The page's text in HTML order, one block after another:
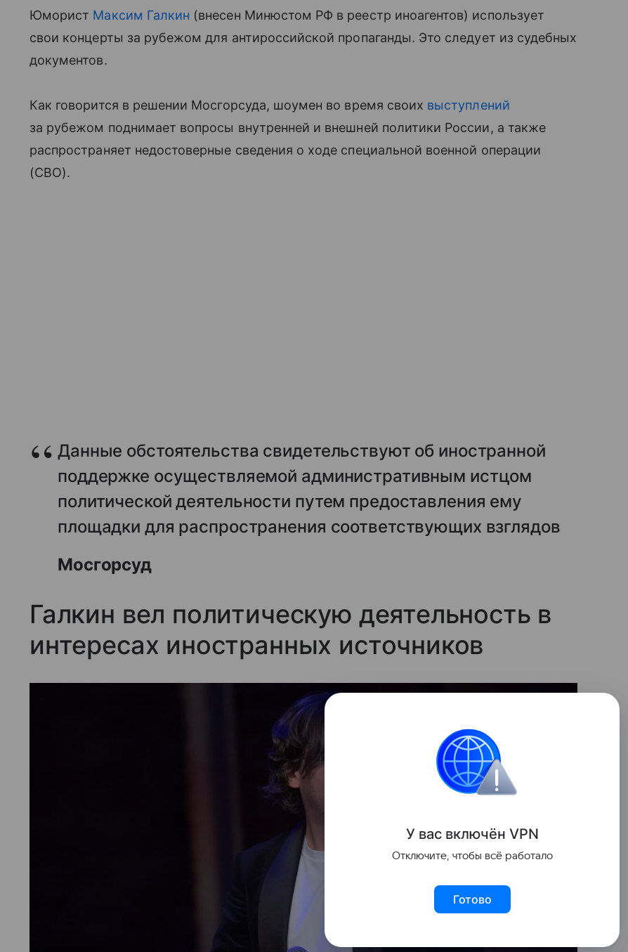
Юморист Максим Галкин (внесен Минюстом РФ в реестр иноагентов) использует
свои концерты за рубежом для антироссийской пропаганды. Это следует из судебных
документов.
Как говорится в решении Мосгорсуда, шоумен во время своих выступлений
за рубежом поднимает вопросы внутренней и внешней политики России, а также
распространяет недостоверные сведения о ходе специальной военной операции
(СВО).
Данные обстоятельства свидетельствуют об иностранной
поддержке осуществляемой административным истцом
политической деятельности путем предоставления ему
площадки для распространения соответствующих взглядов
Мосгорсуд
Галкин вел политическую деятельность в
интересах иностранных источников
У вас включён VPN
Отключите, чтобы всё работало
Готово